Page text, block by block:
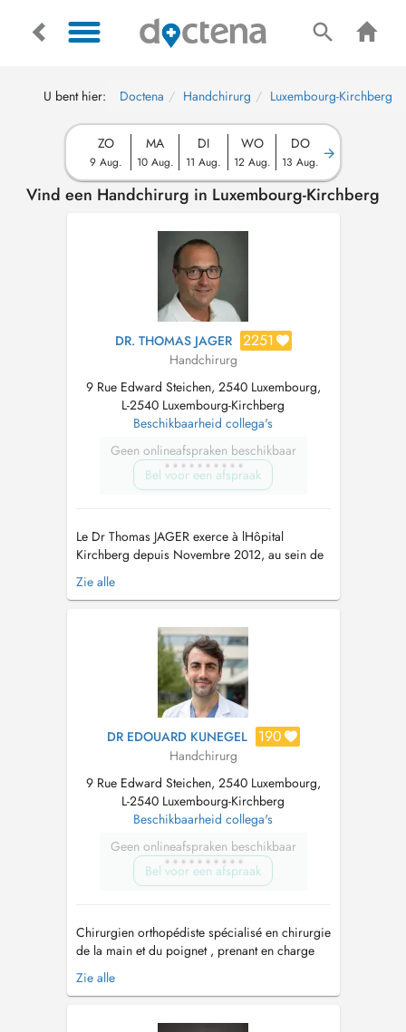
U bent hier: Doctena Handchirurg Luxembourg-Kirchberg
ZO
9 Aug.
MA
10 Aug.
DI
11 Aug.
WO
12 Aug.
DO
13 Aug.
Vind een Handchirurg in Luxembourg-Kirchberg
DR. THOMAS JAGER 2251
Handchirurg
9 Rue Edward Steichen, 2540 Luxembourg,
L-2540 Luxembourg-Kirchberg
Beschikbaarheid collega's
Geen onlineafspraken beschikbaar
Bel voor een afspraak
Le Dr Thomas JAGER exerce à lHôpital
Kirchberg depuis Novembre 2012, au sein de
léquipe de lInstitut Européen de la Main de
Luxembourg. son secrétariat est joignable: par
la main) Le Dr Jager Thomas a suivi une
formation médicale initiale a...
Zie alle
DR EDOUARD KUNEGEL 190
Handchirurg
9 Rue Edward Steichen, 2540 Luxembourg,
L-2540 Luxembourg-Kirchberg
Beschikbaarheid collega's
Geen onlineafspraken beschikbaar
Bel voor een afspraak
Chirurgien orthopédiste spécialisé en chirurgie
de la main et du poignet , prenant en charge
aussi bien les pathologies traumatiques
(fractures, entorses, lésions tendineuses et
(arthrose, canal carpien, doigts à ressaut,
Zie alle